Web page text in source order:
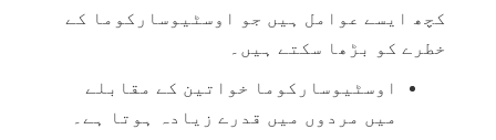
کچھ ایسے عوامل ہیں جو اوسٹیوسارکوما کے
خطرے کو بڑھا سکتے ہیں۔
اوسٹیوسارکوما خواتین کے مقابلے
میں مردوں میں قدرے زیادہ ہوتا ہے۔